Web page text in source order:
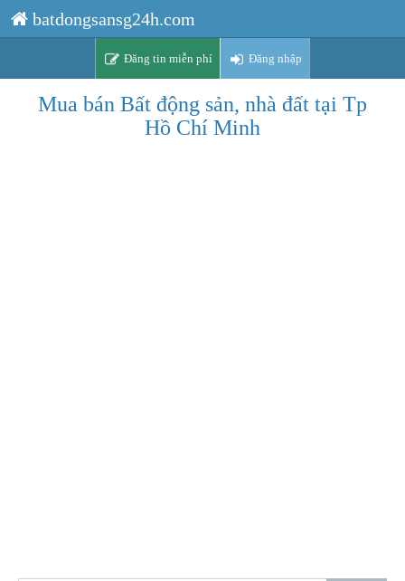
batdongsansg24h.com
Đăng tin miễn phí Đăng nhập
Mua bán Bất động sản, nhà đất tại Tp
Hồ Chí Minh